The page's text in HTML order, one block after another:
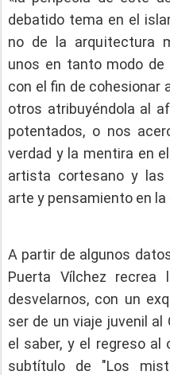
debatido tema en el
no de la arquitectura
unos en tanto modo de
con el fin de cohesionar
otros atribuyéndola al
potentados, o nos
verdad y la mentira en
artista cortesano y las
arte y pensamiento en la
A partir de algunos
Puerta Vílchez recrea
desvelarnos, con un
ser de un viaje juvenil
el saber, y el regreso al
subtítulo de "Los